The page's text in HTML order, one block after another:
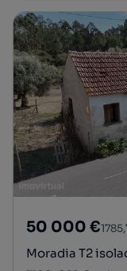
50 000 €
Moradia T2